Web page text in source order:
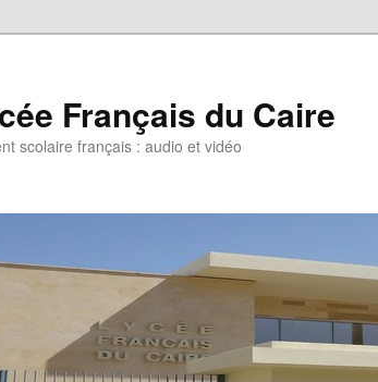
Français du Caire
scolaire français : audio et vidéo